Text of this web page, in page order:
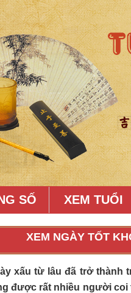
SỐ XEM TUỔI
XEM NGÀY TỐT
xấu từ lâu đã trở thành
được rất nhiều người coi